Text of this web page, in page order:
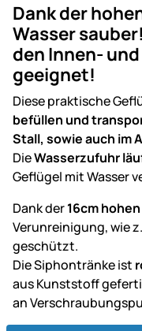
Dank der
Wasser
den Innen-
geeignet!
Diese praktische
befüllen und
Stall, sowie auch im
DieWasserzufuhr
Geflügel mit Wasser
Dank der16cm
Verunreinigung, wie
geschützt.
Die Siphontränke ist
aus Kunststoff
an